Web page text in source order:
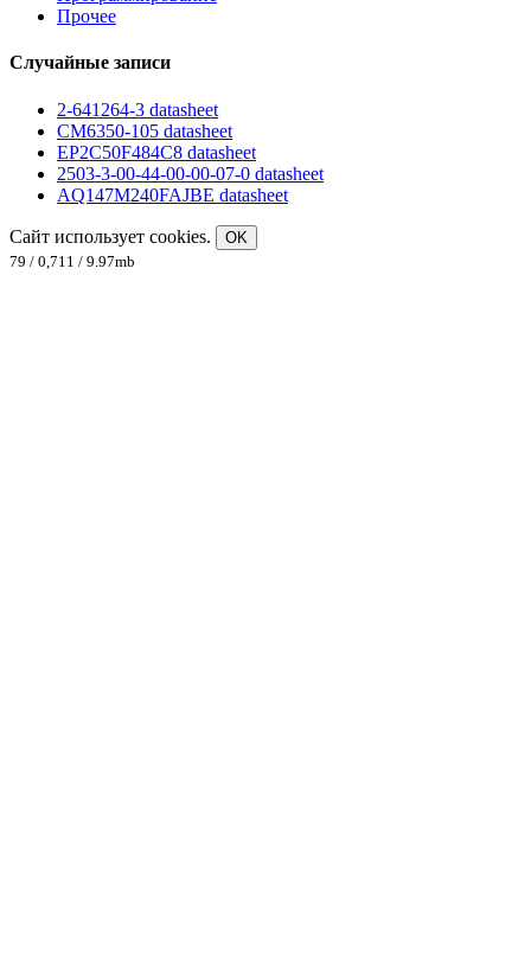
Прочее
Случайные записи
2-641264-3 datasheet
CM6350-105 datasheet
EP2C50F484C8 datasheet
2503-3-00-44-00-00-07-0 datasheet
AQ147M240FAJBE datasheet
Сайт использует cookies.
OK
79 / 0,711 / 9.97mb